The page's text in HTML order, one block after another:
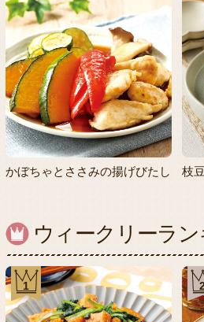
かぼちゃとささみの揚げびたし 枝
ウィークリーラ
1 2